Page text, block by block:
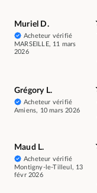
Muriel D.
Acheteur vérifié
MARSEILLE, 11 mars
2026
Grégory L.
Acheteur vérifié
Amiens, 10 mars 2026
Maud L.
Acheteur vérifié
Montigny-le-Tilleul, 13
févr 2026